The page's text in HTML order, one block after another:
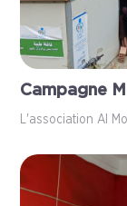
Campagne
L'association Al